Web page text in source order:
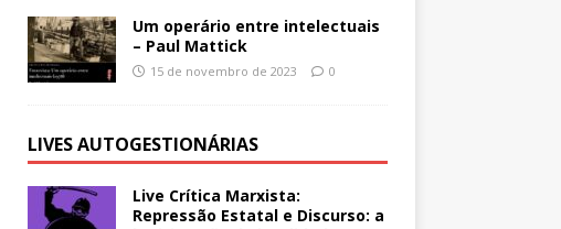
Um operário entre intelectuais
– Paul Mattick
15 de novembro de 2023 0
LIVES AUTOGESTIONÁRIAS
Live Crítica Marxista:
Repressão Estatal e Discurso: a